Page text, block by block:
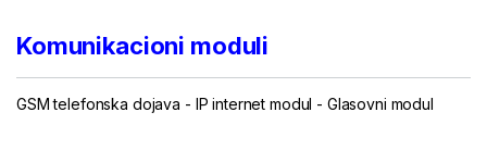
Komunikacioni moduli
GSM telefonska dojava - IP internet modul - Glasovni modul